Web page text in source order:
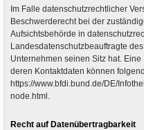
Im Falle datenschutzrechtlicher
Beschwerderecht bei der
Aufsichtsbehörde in
Landesdatenschutzbeauftragte
Unternehmen seinen Sitz hat.
deren Kontaktdaten können
https://www.bfdi.bund.de/DE/
node.html.
Recht auf Datenübertragbarkeit